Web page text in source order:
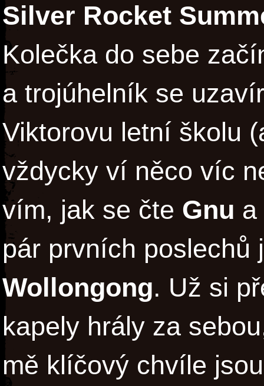
Silver Rocket
Kolečka do sebe
a trojúhelník se
Viktorovu letní školu
vždycky ví něco víc
vím, jak se čte Gnu a
pár prvních poslechů
Wollongong. Už si
kapely hrály za
mě klíčový chvíle